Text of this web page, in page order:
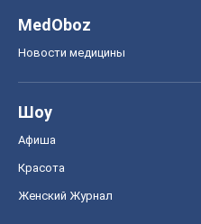
MedOboz
Новости медицины
Шоу
Афиша
Красота
Женский Журнал